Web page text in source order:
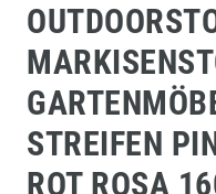
STREIFEN
ROT ROSA